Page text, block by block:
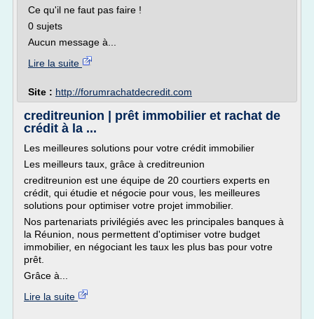
Ce qu'il ne faut pas faire !
0 sujets
Aucun message à...
Lire la suite
Site : http://forumrachatdecredit.com
creditreunion | prêt immobilier et rachat de
crédit à la ...
Les meilleures solutions pour votre crédit immobilier
Les meilleurs taux, grâce à creditreunion
creditreunion est une équipe de 20 courtiers experts en
crédit, qui étudie et négocie pour vous, les meilleures
solutions pour optimiser votre projet immobilier.
Nos partenariats privilégiés avec les principales banques à
la Réunion, nous permettent d'optimiser votre budget
immobilier, en négociant les taux les plus bas pour votre
prêt.
Grâce à...
Lire la suite